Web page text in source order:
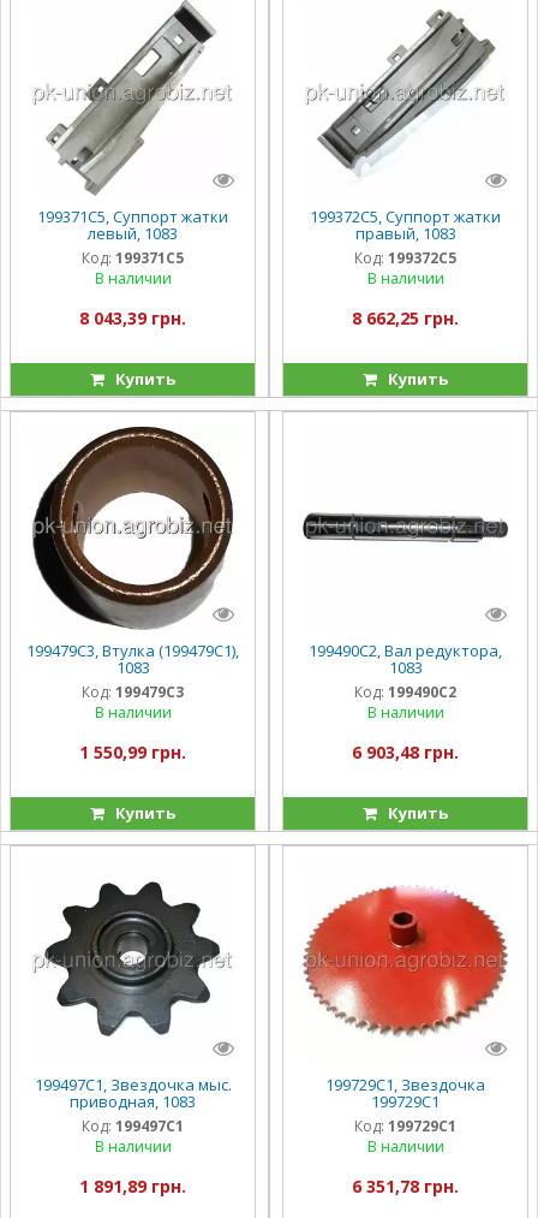
199371C5, Суппорт жатки
левый, 1083
Код: 199371C5
В наличии
8 043,39 грн.
Купить
199372C5, Суппорт жатки
правый, 1083
Код: 199372C5
В наличии
8 662,25 грн.
Купить
199479C3, Втулка (199479C1),
1083
Код: 199479C3
В наличии
1 550,99 грн.
Купить
199490C2, Вал редуктора,
1083
Код: 199490C2
В наличии
6 903,48 грн.
Купить
199497C1, Звездочка мыс.
приводная, 1083
Код: 199497C1
В наличии
1 891,89 грн.
199729C1, Звездочка
199729C1
Код: 199729C1
В наличии
6 351,78 грн.